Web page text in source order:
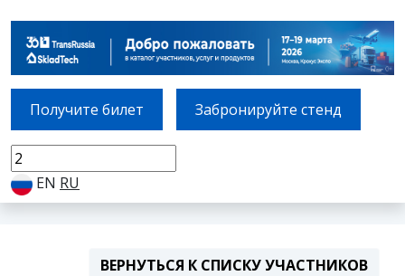
Получите билет Забронируйте стенд
EN RU
ВЕРНУТЬСЯ К СПИСКУ УЧАСТНИКОВ